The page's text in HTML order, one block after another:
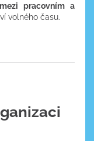
pracovním a
volného času.